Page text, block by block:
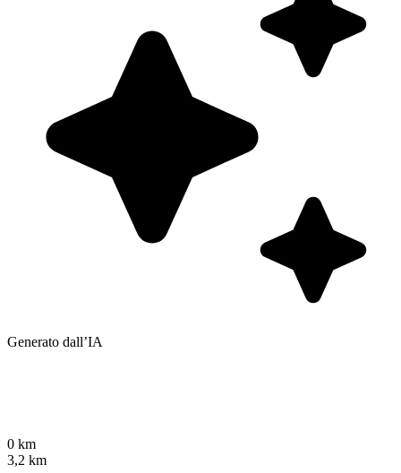
Generato dall’IA
0 km
3,2 km